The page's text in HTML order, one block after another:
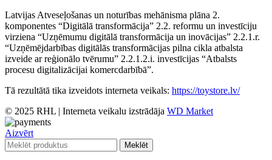
Latvijas Atveseļošanas un noturības mehānisma plāna 2.
komponentes “Digitālā transformācija” 2.2. reformu un investīciju
virziena “Uzņēmumu digitālā transformācija un inovācijas” 2.2.1.r.
“Uzņēmējdarbības digitālās transformācijas pilna cikla atbalsta
izveide ar reģionālo tvērumu” 2.2.1.2.i. investīcijas “Atbalsts
procesu digitalizācijai komercdarbībā”.
Tā rezultātā tika izveidots interneta veikals: https://toystore.lv/
© 2025 RHL | Interneta veikalu izstrādāja WD Market
Aizvērt
Meklēt